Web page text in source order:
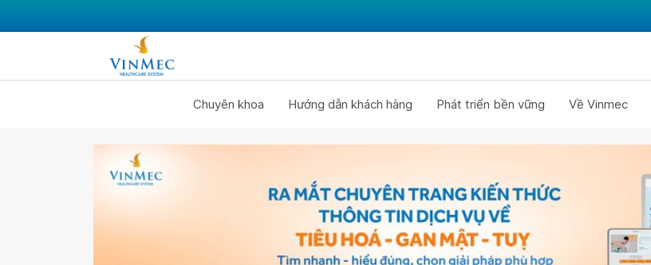
Chuyên khoa Hướng dẫn khách hàng Phát triển bền vững Về Vinmec